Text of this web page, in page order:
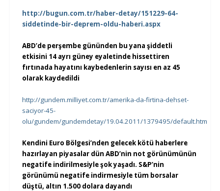
http://bugun.com.tr/haber-detay/151229-64-
siddetinde-bir-deprem-oldu-haberi.aspx
ABD’de perşembe gününden bu yana şiddetli
etkisini 14 ayrı güney eyaletinde hissettiren
fırtınada hayatını kaybedenlerin sayısı en az 45
olarak kaydedildi
http://gundem.milliyet.com.tr/amerika-da-firtina-dehset-
saciyor-45-
olu/gundem/gundemdetay/19.04.2011/1379495/default.htm
Kendini Euro Bölgesi’nden gelecek kötü haberlere
hazırlayan piyasalar dün ABD’nin not görünümünün
negatife indirilmesiyle şok yaşadı. S&P’nin
görünümü negatife indirmesiyle tüm borsalar
düştü, altın 1.500 dolara dayandı